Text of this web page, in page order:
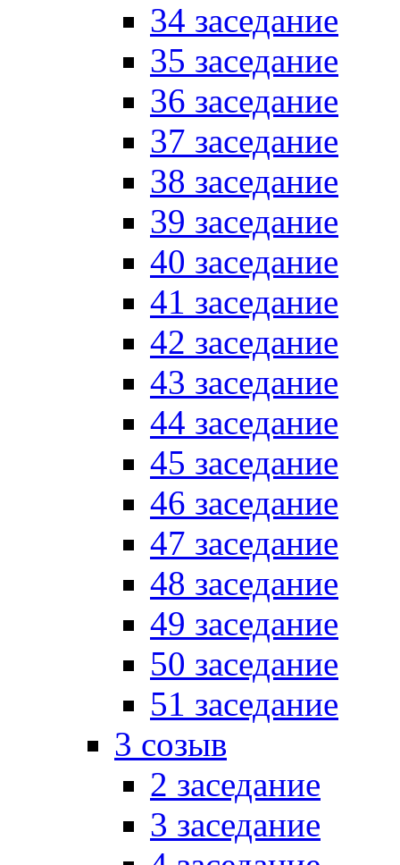
34 заседание
35 заседание
36 заседание
37 заседание
38 заседание
39 заседание
40 заседание
41 заседание
42 заседание
43 заседание
44 заседание
45 заседание
46 заседание
47 заседание
48 заседание
49 заседание
50 заседание
51 заседание
3 созыв
2 заседание
3 заседание